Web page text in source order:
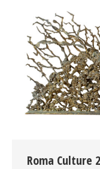
Roma Culture